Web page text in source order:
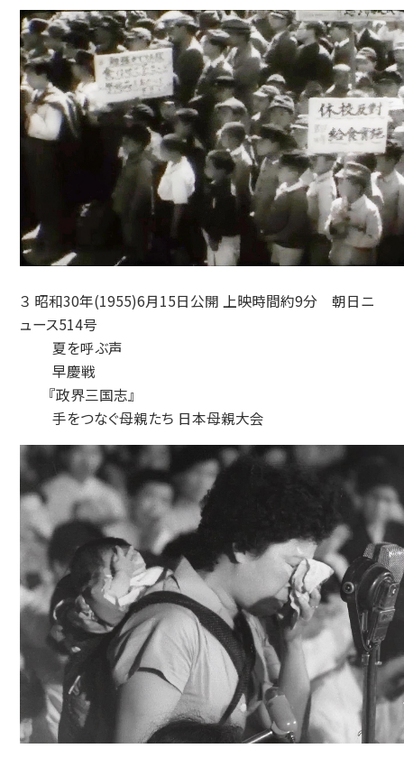
３ 昭和30年(1955)6月15日公開 上映時間約9分 朝日ニ
ュース514号
夏を呼ぶ声
早慶戦
『政界三国志』
手をつなぐ母親たち 日本母親大会